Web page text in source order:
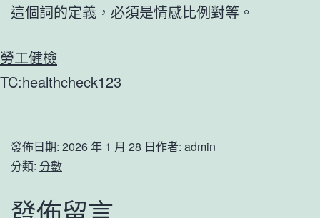
這個詞的定義，必須是情感比例對等。
勞工健檢
TC:healthcheck123
發佈日期: 2026 年 1 月 28 日作者: admin
分類: 分數